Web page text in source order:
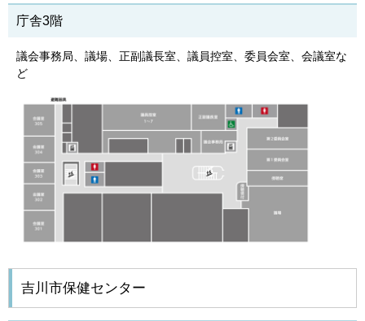
庁舎3階
議会事務局、議場、正副議長室、議員控室、委員会室、会議室な
ど
吉川市保健センター